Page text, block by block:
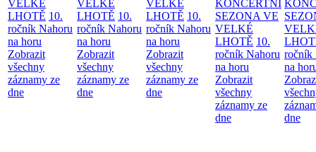
VELKÉ
LHOTĚ 10.
ročník Nahoru
na horu
Zobrazit
všechny
záznamy ze
dne
VELKÉ
LHOTĚ 10.
ročník Nahoru
na horu
Zobrazit
všechny
záznamy ze
dne
VELKÉ
LHOTĚ 10.
ročník Nahoru
na horu
Zobrazit
všechny
záznamy ze
dne
KONCERTNÍ
SEZONA VE
VELKÉ
LHOTĚ 10.
ročník Nahoru
na horu
Zobrazit
všechny
záznamy ze
dne
ročník
na
dne